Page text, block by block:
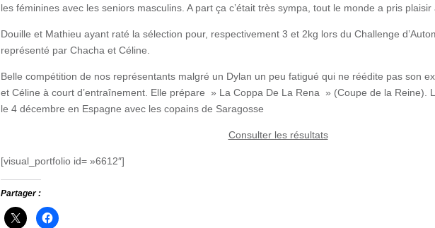
les féminines avec les seniors masculins. A part ça c’était très sympa, tout le monde a pris plaisir
Douille et Mathieu ayant raté la sélection pour, respectivement 3 et 2kg lors du Challenge
représenté par Chacha et Céline.
Belle compétition de nos représentants malgré un Dylan un peu fatigué qui ne réédite pas son
et Céline à court d’entraînement. Elle prépare » La Coppa De La Rena » (Coupe de la Reine).
le 4 décembre en Espagne avec les copains de Saragosse
Consulter les résultats
[visual_portfolio id= »6612″]
Partager :